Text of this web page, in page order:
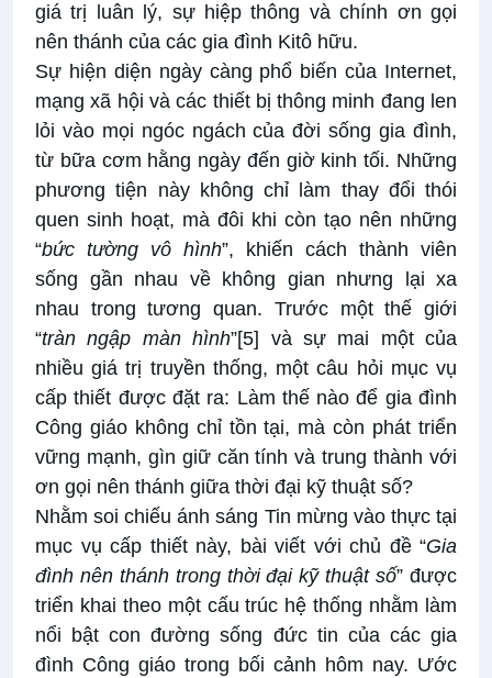
giá trị luân lý, sự hiệp thông và chính ơn gọi
nên thánh của các gia đình Kitô hữu.
Sự hiện diện ngày càng phổ biến của Internet,
mạng xã hội và các thiết bị thông minh đang len
lỏi vào mọi ngóc ngách của đời sống gia đình,
từ bữa cơm hằng ngày đến giờ kinh tối. Những
phương tiện này không chỉ làm thay đổi thói
quen sinh hoạt, mà đôi khi còn tạo nên những
“bức tường vô hình”, khiến cách thành viên
sống gần nhau về không gian nhưng lại xa
nhau trong tương quan. Trước một thế giới
“tràn ngập màn hình”[5]
và sự mai một của
nhiều giá trị truyền thống, một câu hỏi mục vụ
cấp thiết được đặt ra: Làm thế nào để gia đình
Công giáo không chỉ tồn tại, mà còn phát triển
vững mạnh, gìn giữ căn tính và trung thành với
ơn gọi nên thánh giữa thời đại kỹ thuật số?
Nhằm soi chiếu ánh sáng Tin mừng vào thực tại
mục vụ cấp thiết này, bài viết với chủ đề “Gia
đình nên thánh trong thời đại kỹ thuật số” được
triển khai theo một cấu trúc hệ thống nhằm làm
nổi bật con đường sống đức tin của các gia
đình Công giáo trong bối cảnh hôm nay. Ước